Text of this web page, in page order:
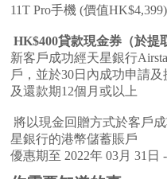
11T Pro手機 (價值
HK$400貸款現金券（於提
新客戶成功經天星銀行
戶，並於30日內成功申請及
及還款期12個月或以上
將以現金回贈方式於客戶
星銀行的港幣儲蓄賬戶
優惠期至 2022年 03月 31